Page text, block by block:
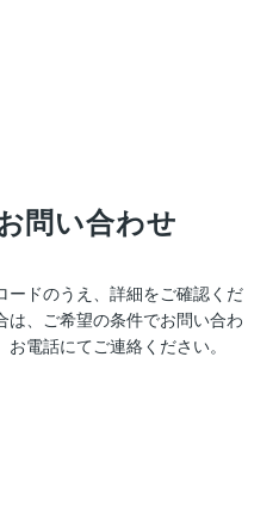
問い合わせ
ードのうえ、詳細をご確認くだ
は、ご希望の条件でお問い合わ
電話にてご連絡ください。